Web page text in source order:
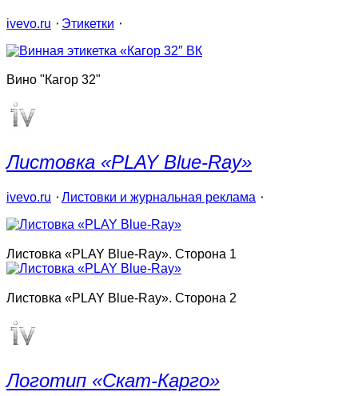
ivevo.ru ⋅ Этикетки ⋅
Вино "Кагор 32"
Листовка «PLAY Blue-Ray»
ivevo.ru ⋅ Листовки и журнальная реклама ⋅
Листовка «PLAY Blue-Ray». Сторона 1
Листовка «PLAY Blue-Ray». Сторона 2
Логотип «Скат-Карго»